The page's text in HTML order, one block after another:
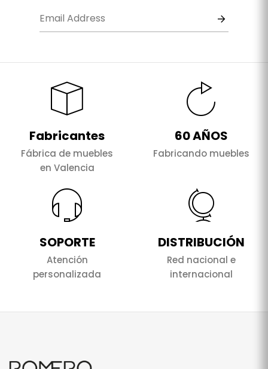
Fabricantes
Fábrica de muebles
en Valencia
60 AÑOS
Fabricando muebles
SOPORTE
Atención
personalizada
DISTRIBUCIÓN
Red nacional e
internacional